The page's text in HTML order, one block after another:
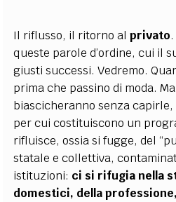
Il riflusso, il ritorno alprivato
queste parole d’ordine, cui il
giusti successi. Vedremo.
prima che passino di moda.
biascicheranno senza
per cui costituiscono un
rifluisce, ossia si fugge, del
statale e collettiva,
istituzioni: ci si rifugia nella
domestici, della